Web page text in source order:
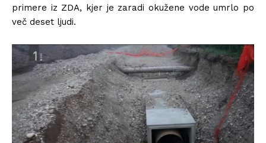
primere iz ZDA, kjer je zaradi okužene vode umrlo po
več deset ljudi.